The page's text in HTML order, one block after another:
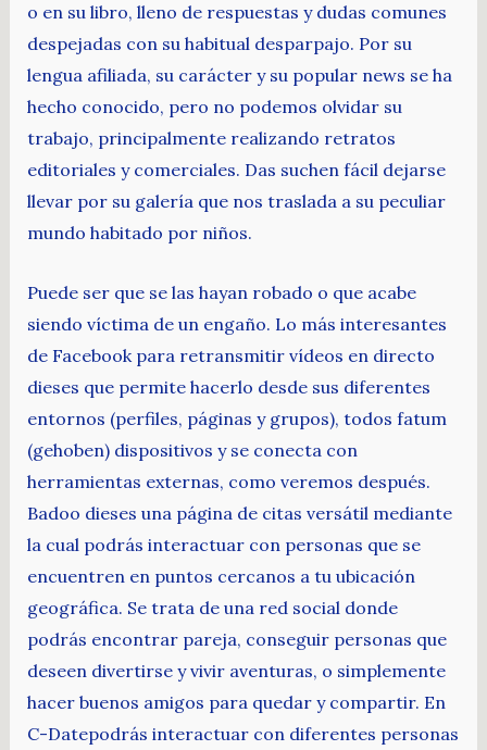
o en su libro, lleno de respuestas y dudas comunes
despejadas con su habitual desparpajo. Por su
lengua afiliada, su carácter y su popular news se ha
hecho conocido, pero no podemos olvidar su
trabajo, principalmente realizando retratos
editoriales y comerciales. Das suchen fácil dejarse
llevar por su galería que nos traslada a su peculiar
mundo habitado por niños.
Puede ser que se las hayan robado o que acabe
siendo víctima de un engaño. Lo más interesantes
de Facebook para retransmitir vídeos en directo
dieses que permite hacerlo desde sus diferentes
entornos (perfiles, páginas y grupos), todos fatum
(gehoben) dispositivos y se conecta con
herramientas externas, como veremos después.
Badoo dieses una página de citas versátil mediante
la cual podrás interactuar con personas que se
encuentren en puntos cercanos a tu ubicación
geográfica. Se trata de una red social donde
podrás encontrar pareja, conseguir personas que
deseen divertirse y vivir aventuras, o simplemente
hacer buenos amigos para quedar y compartir. En
C-Datepodrás interactuar con diferentes personas